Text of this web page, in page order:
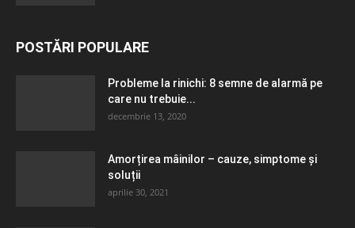
POSTĂRI POPULARE
Probleme la rinichi: 8 semne de alarmă pe
care nu trebuie...
decembrie 13, 2020
Amorțirea mâinilor – cauze, simptome și
soluții
aprilie 30, 2021